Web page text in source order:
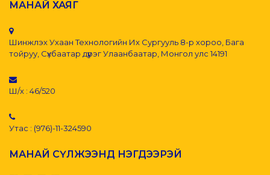
МАНАЙ ХАЯГ
Шинжлэх Ухаан Технологийн Их Сургууль 8-р хороо, Бага
тойруу, Сүхбаатар дүүрэг Улаанбаатар, Монгол улс 14191
Ш/х : 46/520
Утас : (976)-11-324590
МАНАЙ СҮЛЖЭЭНД НЭГДЭЭРЭЙ